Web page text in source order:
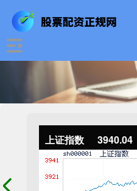
上证指数 3940.04